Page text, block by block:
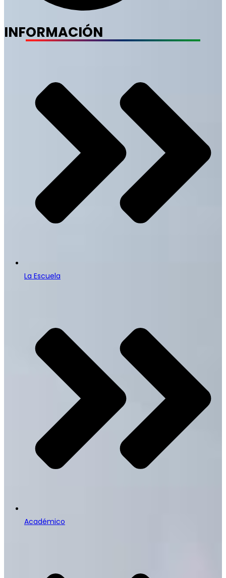
INFORMACIÓN
La Escuela
Académico